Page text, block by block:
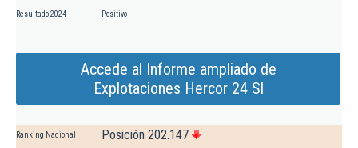
Resultado 2024 Positivo
Accede al Informe ampliado de
Explotaciones Hercor 24 Sl
Ranking Nacional Posición 202.147